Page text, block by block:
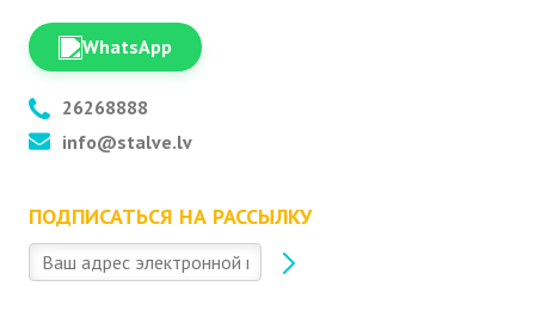
WhatsApp
26268888
info@stalve.lv
ПОДПИСАТЬСЯ НА РАССЫЛКУ